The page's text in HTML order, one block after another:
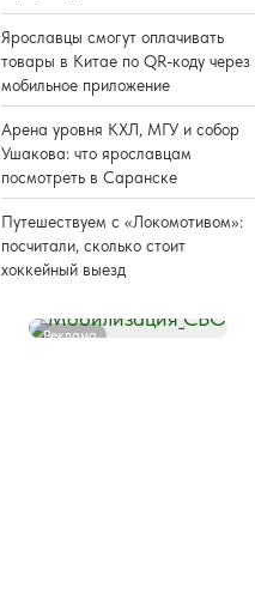
Ярославцы смогут оплачивать
товары в Китае по QR-коду через
мобильное приложение
Арена уровня КХЛ, МГУ и собор
Ушакова: что ярославцам
посмотреть в Саранске
Путешествуем с «Локомотивом»:
посчитали, сколько стоит
хоккейный выезд
Реклама